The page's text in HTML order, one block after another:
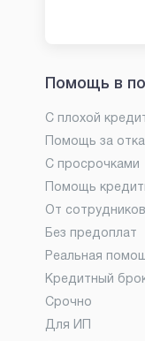
Помощь в
С плохой
Помощь за
С просрочками
Помощь
От
Без предоплат
Реальная
Кредитный
Срочно
Для ИП